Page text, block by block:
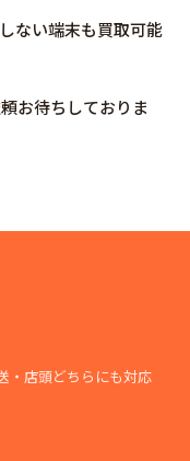
ない端末も買取可能
お待ちしておりま
・店頭どちらにも対応